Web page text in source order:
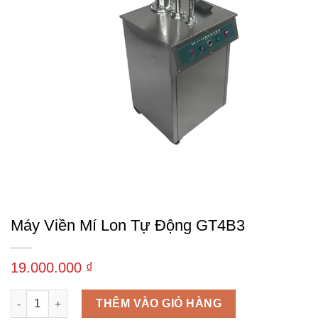
Máy Viền Mí Lon Tự Động GT4B3
19.000.000 ₫
Máy viền mí lon tự động GT4B3 số lượng
THÊM VÀO GIỎ HÀNG